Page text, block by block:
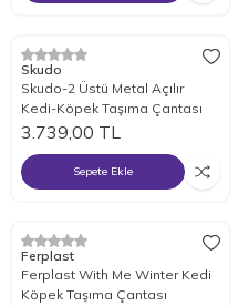
Skudo
Skudo-2 Üstü Metal Açılır
Kedi-Köpek Taşıma Çantası
3.739,00 TL
Sepete Ekle
%25İndirim
Ferplast
Ferplast With Me Winter Kedi
Köpek Taşıma Çantası